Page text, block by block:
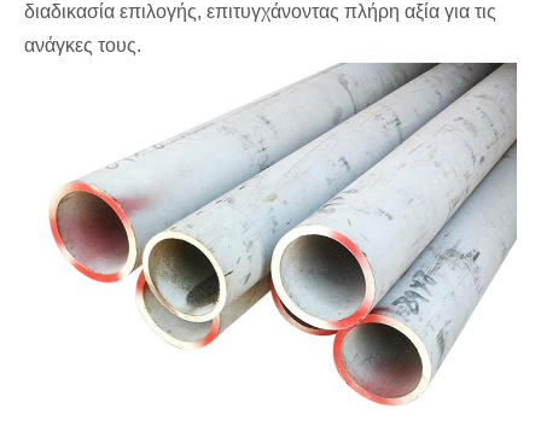
διαδικασία επιλογής, επιτυγχάνοντας πλήρη αξία για τις
ανάγκες τους.